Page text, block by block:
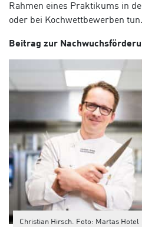
Rahmen eines Praktikums in
oder bei Kochwettbewerben
Beitrag zur
Christian Hirsch. Foto: Martas Hotel